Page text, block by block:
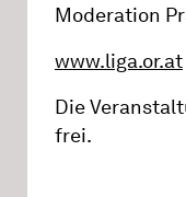
Moderation
www.liga.or.at
Die
frei.